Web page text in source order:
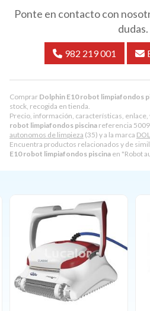
Comprar Dolphin E10 robot limpiafondos
stock, recogida en tienda.
Precio, información, características, enlace,
robot limpiafondos piscina referencia
autonomos de limpieza (35) y a la marca
Encuentra productos relacionados y de
E10 robot limpiafondos piscina en "Robot
Ponte en contacto con
dudas.
982 219 001